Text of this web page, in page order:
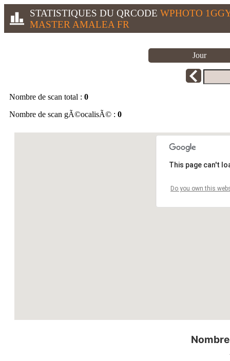
STATISTIQUES DU QRCODE WPHOTO
MASTER AMALEA FR
Jour
Nombre de scan total : 0
Nombre de scan gÃ©ocalisÃ© : 0
This page can't
Do you own this